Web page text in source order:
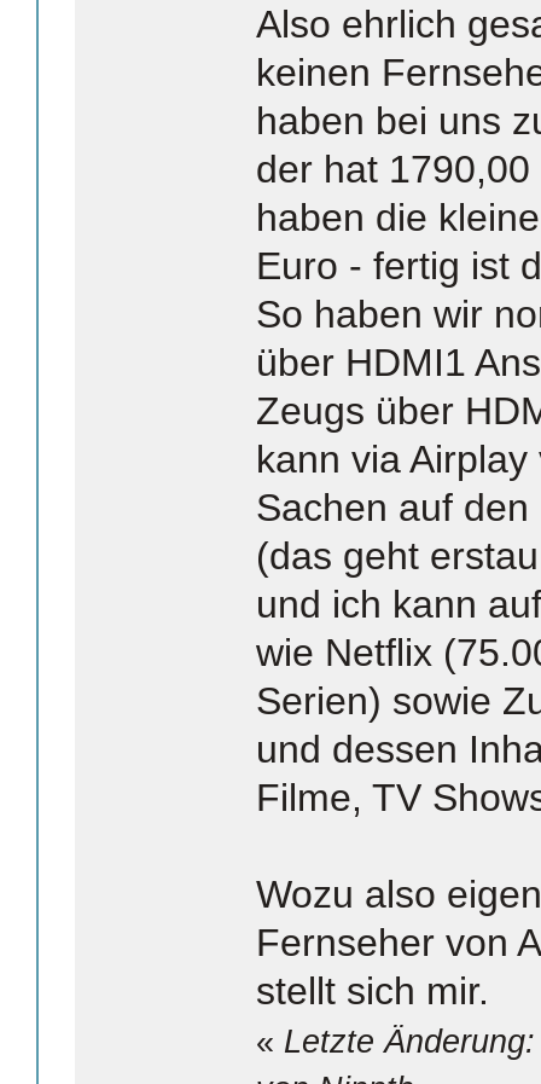
Also ehrlich
keinen
haben bei uns
der hat
haben die
Euro - fertig ist
So haben wir
über HDMI1
Zeugs über
kann via
Sachen auf
(das geht
und ich kann
wie Netflix
Serien) sowie
und dessen
Filme, TV
Wozu also
Fernseher von
stellt sich mir.
« Letzte